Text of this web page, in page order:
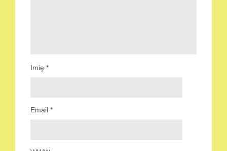
Imię *
Email *